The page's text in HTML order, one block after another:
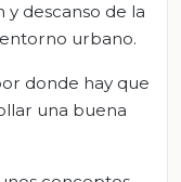
y descanso de la
urbano.
donde hay que
una buena